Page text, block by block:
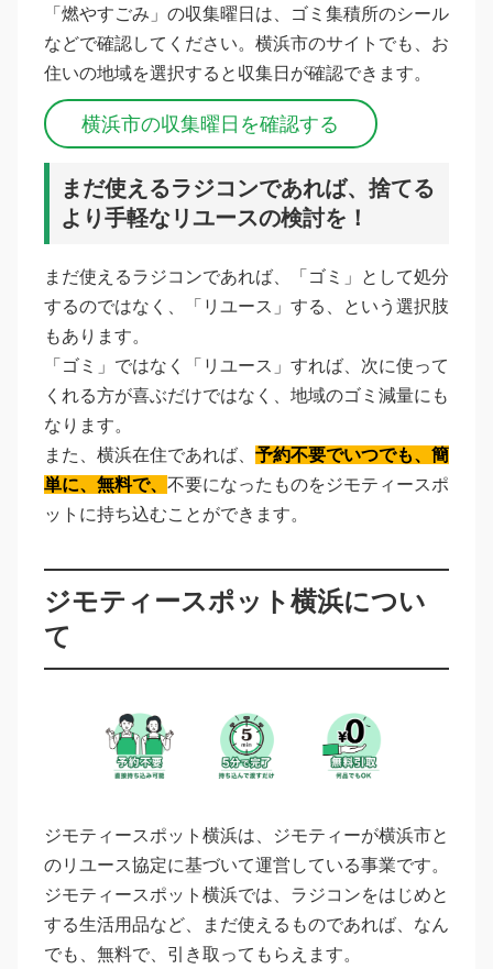
「燃やすごみ」の収集曜日は、ゴミ集積所のシール
などで確認してください。横浜市のサイトでも、お
住いの地域を選択すると収集日が確認できます。
横浜市の収集曜日を確認する
まだ使えるラジコンであれば、捨てる
より手軽なリユースの検討を！
まだ使えるラジコンであれば、「ゴミ」として処分
するのではなく、「リユース」する、という選択肢
もあります。
「ゴミ」ではなく「リユース」すれば、次に使って
くれる方が喜ぶだけではなく、地域のゴミ減量にも
なります。
また、横浜在住であれば、 予約不要でいつでも、簡
単に、無料で、 不要になったものをジモティースポ
ットに持ち込むことができます。
ジモティースポット横浜につい
て
ジモティースポット横浜は、ジモティーが横浜市と
のリユース協定に基づいて運営している事業です。
ジモティースポット横浜では、ラジコンをはじめと
する生活用品など、まだ使えるものであれば、なん
でも、無料で、引き取ってもらえます。